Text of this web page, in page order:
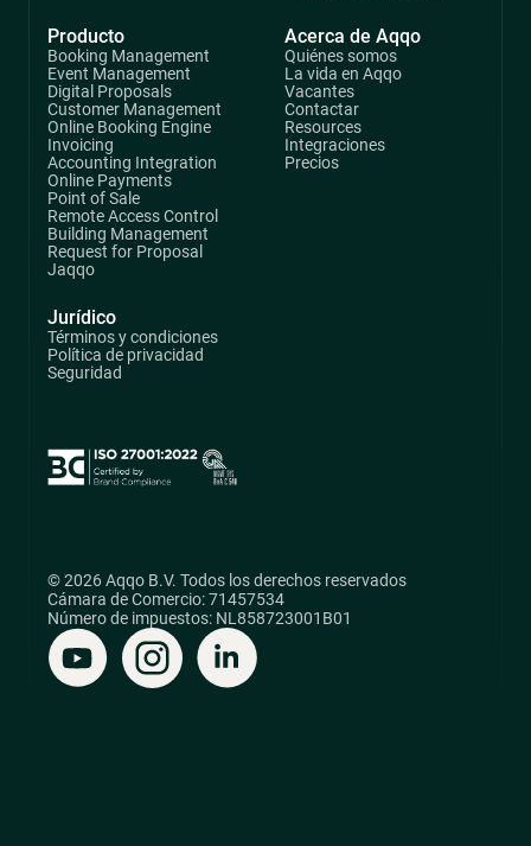
Producto
Booking Management
Event Management
Digital Proposals
Customer Management
Online Booking Engine
Invoicing
Accounting Integration
Online Payments
Point of Sale
Remote Access Control
Building Management
Request for Proposal
Jaqqo
Acerca de Aqqo
Quiénes somos
La vida en Aqqo
Vacantes
Contactar
Resources
Integraciones
Precios
Jurídico
Términos y condiciones
Política de privacidad
Seguridad
© 2026 Aqqo B.V. Todos los derechos reservados
Cámara de Comercio: 71457534
Número de impuestos: NL858723001B01